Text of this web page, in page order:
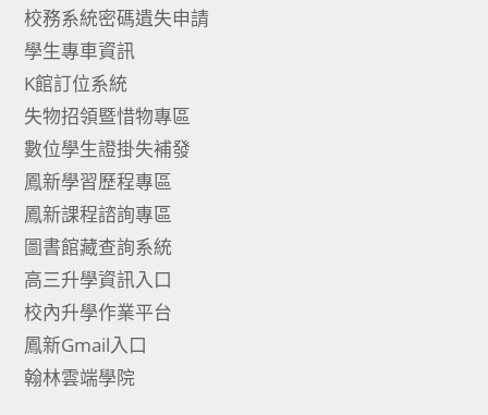
校務系統密碼遺失申請
學生專車資訊
K館訂位系統
失物招領暨惜物專區
數位學生證掛失補發
鳳新學習歷程專區
鳳新課程諮詢專區
圖書館藏查詢系統
高三升學資訊入口
校內升學作業平台
鳳新Gmail入口
翰林雲端學院